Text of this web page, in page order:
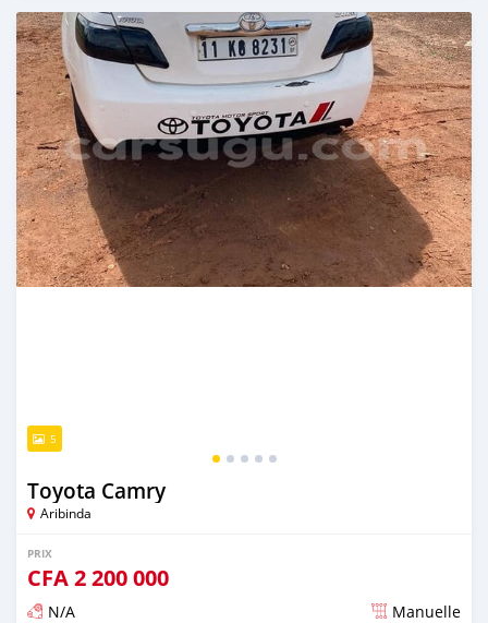
Publié il y a presque 6 ans
5
Toyota Camry
Aribinda
PRIX
CFA2 200 000
N/A Manuelle